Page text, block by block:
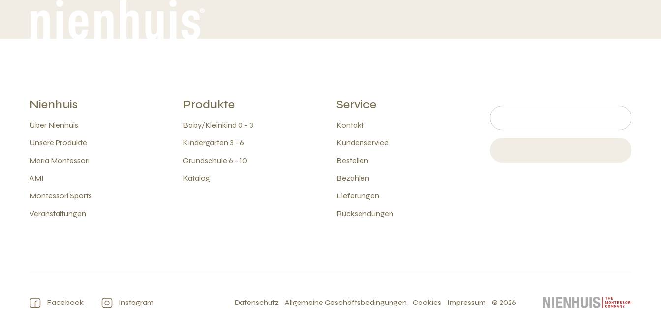
Nienhuis
Über Nienhuis
Unsere Produkte
Maria Montessori
AMI
Montessori Sports
Veranstaltungen
Produkte
Baby/Kleinkind 0 - 3
Kindergarten 3 - 6
Grundschule 6 - 10
Katalog
Service
Kontakt
Kundenservice
Bestellen
Bezahlen
Lieferungen
Rücksendungen
Facebook Instagram Datenschutz Allgemeine Geschäftsbedingungen Cookies Impressum © 2026